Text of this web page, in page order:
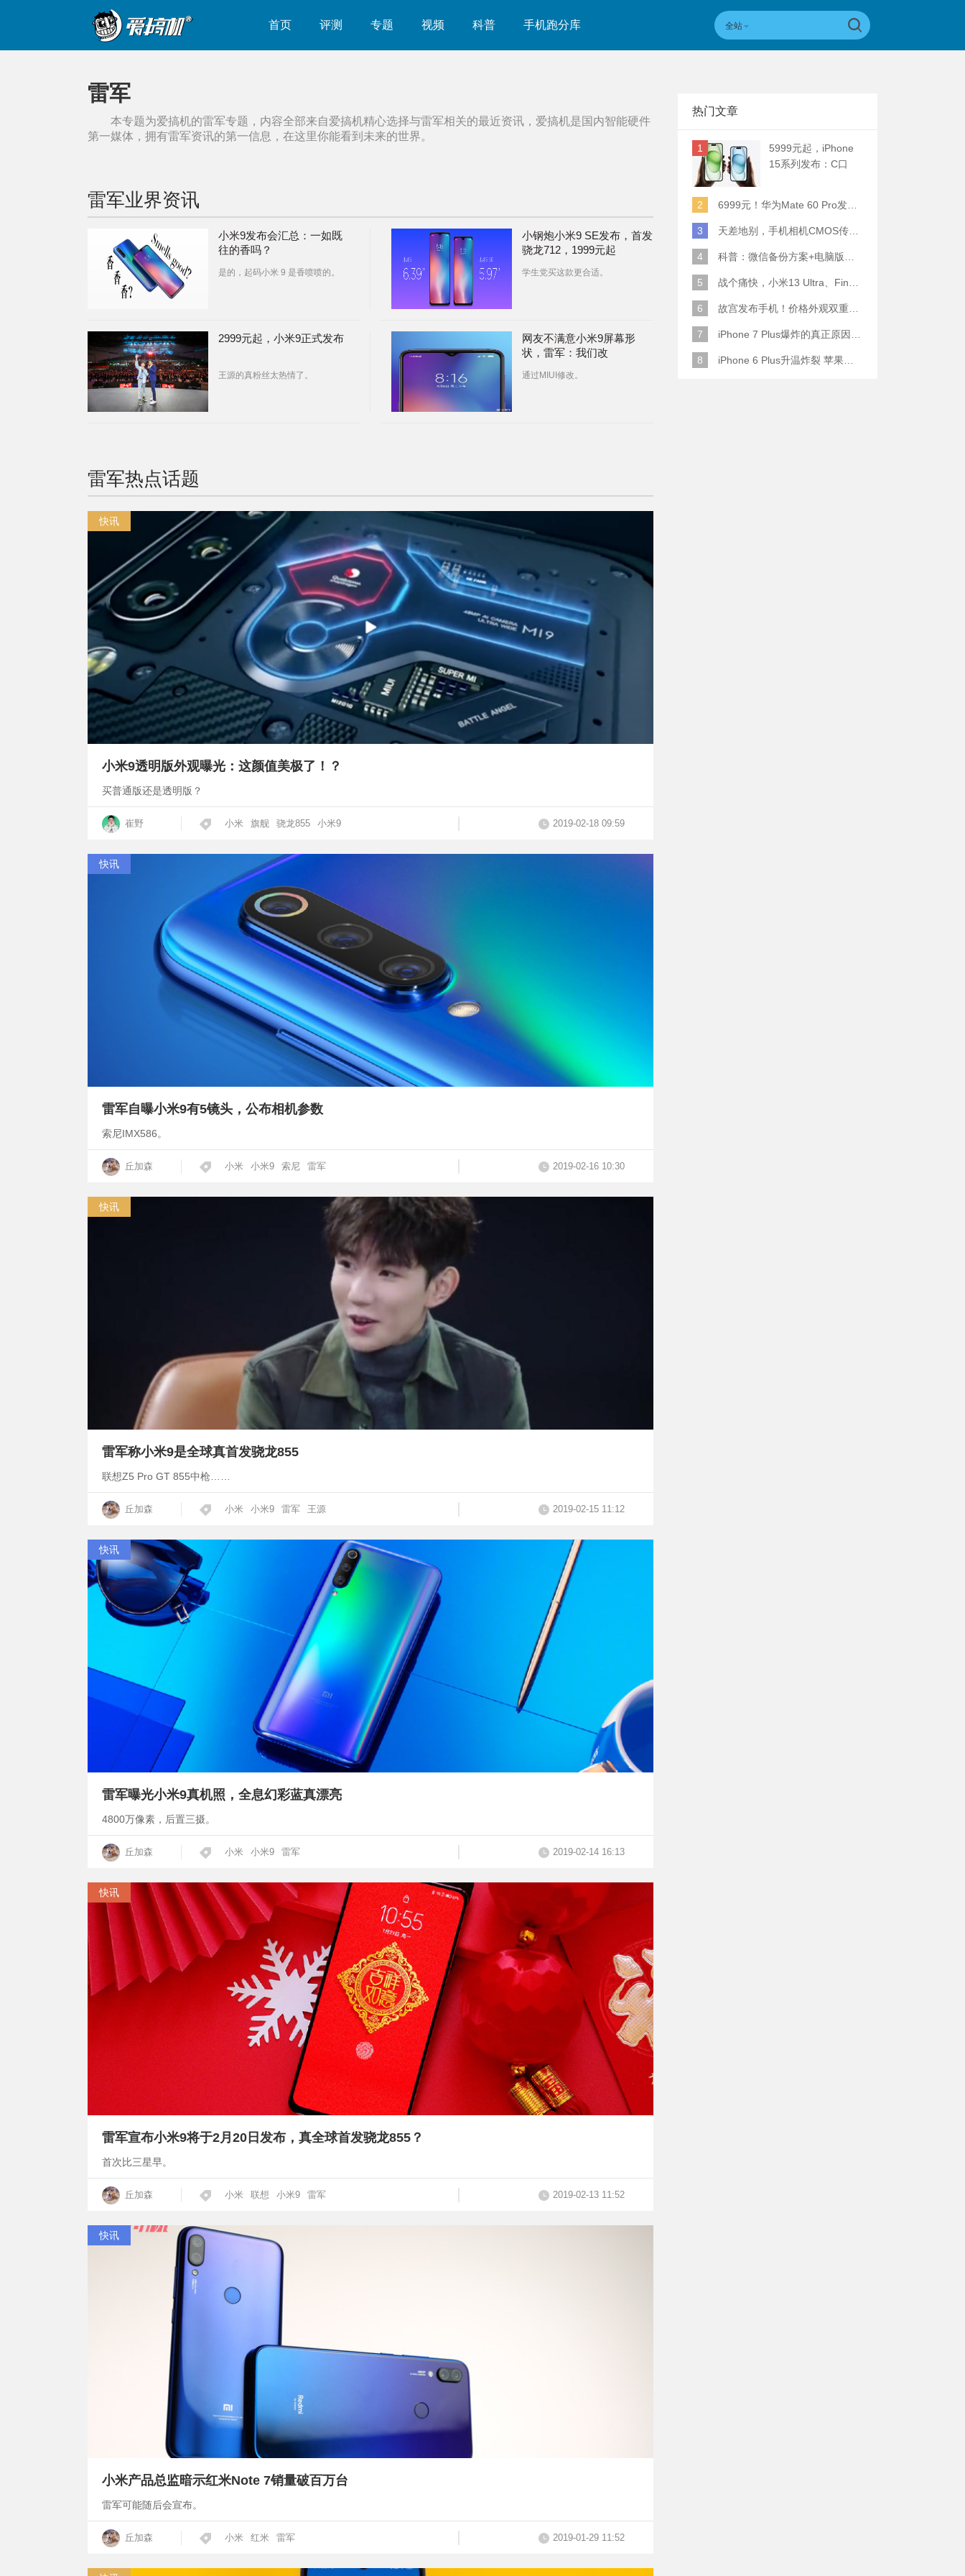
首页 评测 专题 视频 科普 手机跑分库 全站
雷军
本专题为爱搞机的雷军专题，内容全部来自爱搞机精心选择与雷军相关的最近资讯，爱搞机是国内智能硬件
第一媒体，拥有雷军资讯的第一信息，在这里你能看到未来的世界。
雷军业界资讯
小米9发布会汇总：一如既
往的香吗？
是的，起码小米 9 是香喷喷的。
小钢炮小米9 SE发布，首发
骁龙712，1999元起
学生党买这款更合适。
2999元起，小米9正式发布
王源的真粉丝太热情了。
网友不满意小米9屏幕形
状，雷军：我们改
通过MIUI修改。
雷军热点话题
快讯
小米9透明版外观曝光：这颜值美极了！？
买普通版还是透明版？
崔野 小米 旗舰 骁龙855 小米9 2019-02-18 09:59
快讯
雷军自曝小米9有5镜头，公布相机参数
索尼IMX586。
丘加森 小米 小米9 索尼 雷军 2019-02-16 10:30
快讯
雷军称小米9是全球真首发骁龙855
联想Z5 Pro GT 855中枪……
丘加森 小米 小米9 雷军 王源 2019-02-15 11:12
快讯
雷军曝光小米9真机照，全息幻彩蓝真漂亮
4800万像素，后置三摄。
丘加森 小米 小米9 雷军 2019-02-14 16:13
快讯
雷军宣布小米9将于2月20日发布，真全球首发骁龙855？
首次比三星早。
丘加森 小米 联想 小米9 雷军 2019-02-13 11:52
快讯
小米产品总监暗示红米Note 7销量破百万台
雷军可能随后会宣布。
丘加森 小米 红米 雷军 2019-01-29 11:52
热门文章
1
5999元起，iPhone
15系列发布：C口
2
6999元！华为Mate 60 Pro发布：麒麟9000S+卫星通话 (附初步跑分)
3 天差地别，手机相机CMOS传感器实际面积对比
4 科普：微信备份方案+电脑版丢失数据恢复指南
5 战个痛快，小米13 Ultra、Find X6 Pro、vivo X90 Pro+、小米12SU拍照横评
6 故宫发布手机！价格外观双重逆天！
7 iPhone 7 Plus爆炸的真正原因原来是这样
8 iPhone 6 Plus升温炸裂 苹果赔了一部全新的